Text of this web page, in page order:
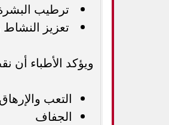
ترطيب
تعزيز النشاط
ويؤكد الأطباء أن
التعب والإرهاق
الجفاف